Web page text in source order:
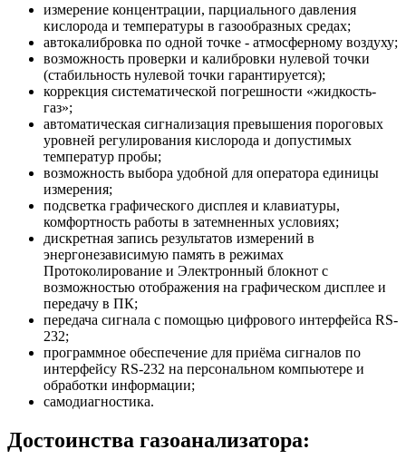
измерение концентрации, парциального давления
кислорода и температуры в газообразных средах;
автокалибровка по одной точке - атмосферному воздуху;
возможность проверки и калибровки нулевой точки
(стабильность нулевой точки гарантируется);
коррекция систематической погрешности «жидкость-
газ»;
автоматическая сигнализация превышения пороговых
уровней регулирования кислорода и допустимых
температур пробы;
возможность выбора удобной для оператора единицы
измерения;
подсветка графического дисплея и клавиатуры,
комфортность работы в затемненных условиях;
дискретная запись результатов измерений в
энергонезависимую память в режимах
Протоколирование и Электронный блокнот с
возможностью отображения на графическом дисплее и
передачу в ПК;
передача сигнала с помощью цифрового интерфейса RS-
232;
программное обеспечение для приёма сигналов по
интерфейсу RS-232 на персональном компьютере и
обработки информации;
самодиагностика.
Достоинства газоанализатора: